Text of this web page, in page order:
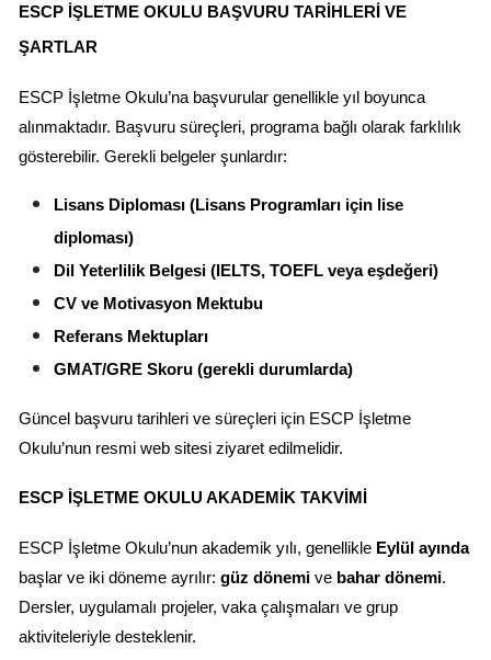
ESCP İŞLETME OKULU BAŞVURU TARIHLERI VE
ŞARTLAR
ESCP İşletme Okulu’na başvurular genellikle yıl boyunca
alınmaktadır. Başvuru süreçleri, programa bağlı olarak farklılık
gösterebilir. Gerekli belgeler şunlardır:
Lisans Diploması (Lisans Programları için lise
diploması)
Dil Yeterlilik Belgesi (IELTS, TOEFL veya eşdeğeri)
CV ve Motivasyon Mektubu
Referans Mektupları
GMAT/GRE Skoru (gerekli durumlarda)
Güncel başvuru tarihleri ve süreçleri için ESCP İşletme
Okulu’nun resmi web sitesi ziyaret edilmelidir.
ESCP İŞLETME OKULU AKADEMIK TAKVIMI
ESCP İşletme Okulu’nun akademik yılı, genellikle Eylül ayında
başlar ve iki döneme ayrılır: güz dönemi ve bahar dönemi.
Dersler, uygulamalı projeler, vaka çalışmaları ve grup
aktiviteleriyle desteklenir.